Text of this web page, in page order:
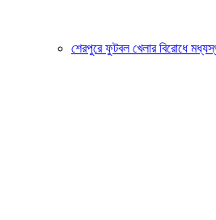
শেরপুরে ফুটবল খেলার বিরোধে